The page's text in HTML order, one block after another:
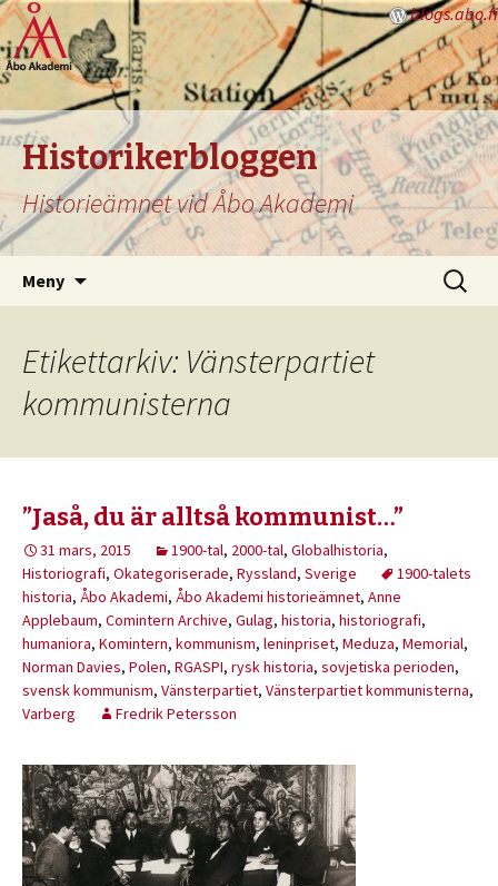
blogs.abo.fi
Historikerbloggen
Historieämnet vid Åbo Akademi
Meny
Sök
efter:
Etikettarkiv: Vänsterpartiet
kommunisterna
”Jaså, du är alltså kommunist…”
31 mars, 2015 1900-tal, 2000-tal, Globalhistoria,
Historiografi, Okategoriserade, Ryssland, Sverige
1900-talets
historia, Åbo Akademi, Åbo Akademi historieämnet, Anne
Applebaum, Comintern Archive, Gulag, historia, historiografi,
humaniora, Komintern, kommunism, leninpriset, Meduza, Memorial,
Norman Davies, Polen, RGASPI, rysk historia, sovjetiska perioden,
svensk kommunism, Vänsterpartiet, Vänsterpartiet kommunisterna,
Varberg
Fredrik Petersson